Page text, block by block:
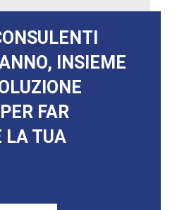
INSIEME
FAR
LA TUA